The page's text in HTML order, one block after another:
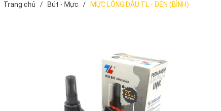
Trang chủ / Bút - Mực / MỰC LÔNG DẦU TL - ĐEN (BÌNH)